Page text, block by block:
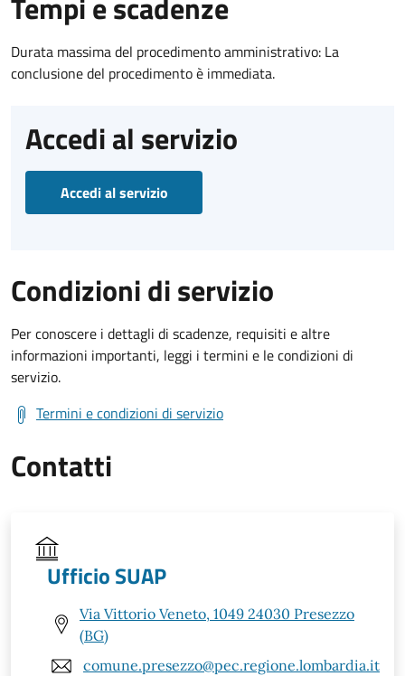
Durata massima del procedimento amministrativo: La
conclusione del procedimento è immediata.
Accedi al servizio
Accedi al servizio
Condizioni di servizio
Per conoscere i dettagli di scadenze, requisiti e altre
informazioni importanti, leggi i termini e le condizioni di
servizio.
Termini e condizioni di servizio
Contatti
Ufficio SUAP
Via Vittorio Veneto, 1049 24030 Presezzo
(BG)
comune.presezzo@pec.regione.lombardia.it